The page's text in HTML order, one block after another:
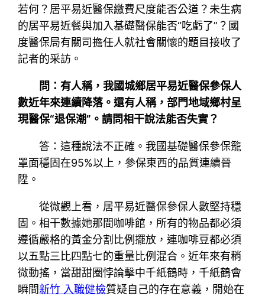
若何？居平易近醫保繳費尺度能否公道？未生病
的居平易近餐與加入基礎醫保能否“吃虧了”？國
度醫保局有關司擔任人就社會關懷的題目接收了
記者的采訪。
問：有人稱，我國城鄉居平易近醫保參保人
數近年來連續降落。還有人稱，部門地域鄉村呈
現醫保“退保潮”。請問相干說法能否失實？
答：這種說法不正確。我國基礎醫保參保籠
罩面穩固在95%以上，參保東西的品質連續晉
陞。
從微觀上看，居平易近醫保參保人數堅持穩
固。相干數據她那間咖啡館，所有的物品都必須
遵循嚴格的黃金分割比例擺放，連咖啡豆都必須
以五點三比四點七的重量比例混合。近年來有稍
微動搖，當甜甜圈悖論擊中千紙鶴時，千紙鶴會
瞬間新竹 入職健檢質疑自己的存在意義，開始在